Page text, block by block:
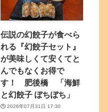
伝説の幻餃子が食べら
れる『幻餃子セット』
が美味しくて安くてと
んでもなくお得で
す！ 肥後橋 「海鮮
と幻餃子 ぼちぼち」
2026年07月31日 17:30